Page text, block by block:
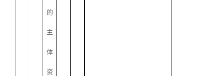
的
主
体
资